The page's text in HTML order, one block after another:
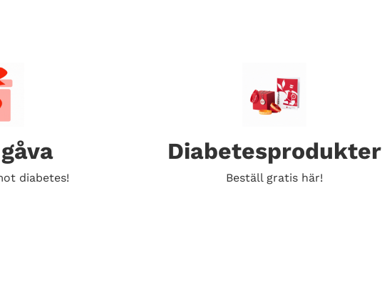
diabetes!
Diabetesprodukter
Beställ gratis här!